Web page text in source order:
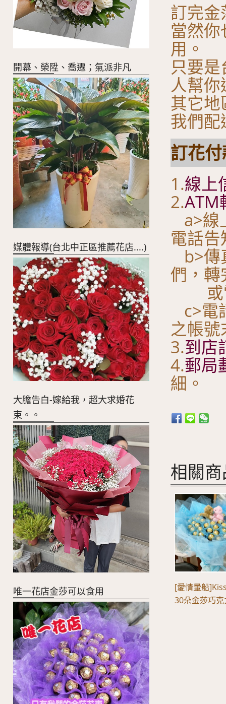
開幕、榮陞、喬遷；氣派非凡
媒體報導(台北中正區推薦花店....)
大膽告白-嫁給我，超大求婚花
束。。
唯一花店金莎可以食用
訂完
當然
用。
只要
人幫
其它
我們配
訂花
1.線上
2.ATM
a>線
電話
b>傳
們，轉
或電
c>電
之帳
3.到店
4.郵局
細。
相關
[愛情暈船
30朵金莎巧